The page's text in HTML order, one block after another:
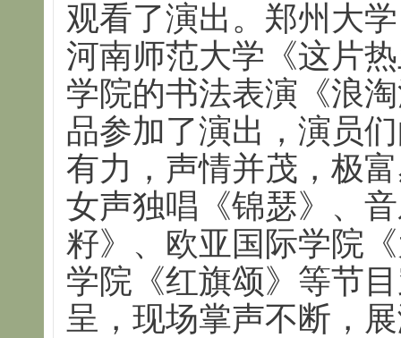
观看了演出。郑州大
河南师范大学《这片
学院的书法表演《浪
品参加了演出，演员
有力，声情并茂，极
女声独唱《锦瑟》、
籽》、欧亚国际学院
学院《红旗颂》等节
呈，现场掌声不断，